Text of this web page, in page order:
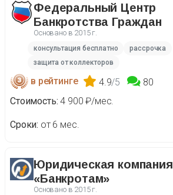
Федеральный Центр
Банкротства Граждан
Основано в 2015 г.
консультация бесплатно
рассрочка
защита от коллекторов
в рейтинге 4.9/5
80
Стоимость 4 900 ₽/мес.
Сроки от 6 мес.
Юридическая компания
«Банкротам»
Основано в 2015 г.